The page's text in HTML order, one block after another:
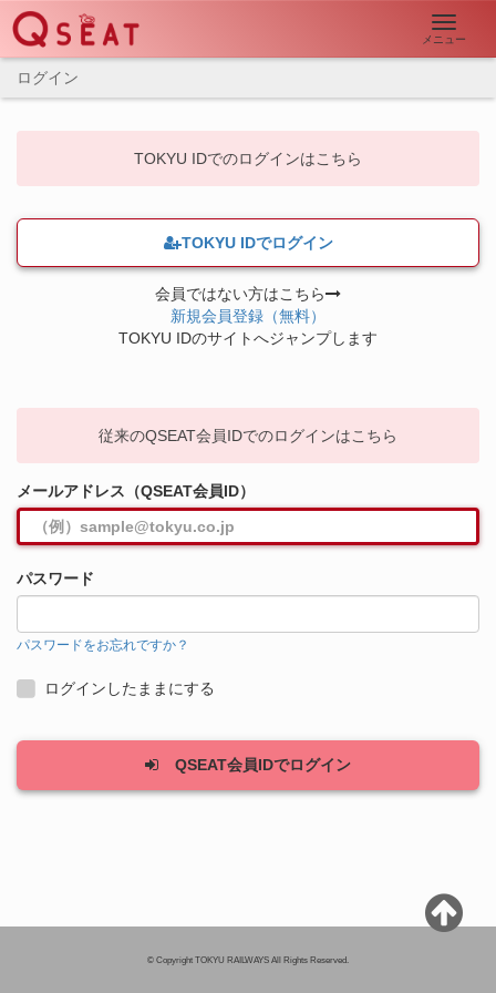
Toggle
navigation
メニュー
TOP
ご利用方法
ログイン
TOKYU IDでのログインはこちら
TOKYU IDでログイン
会員ではない方はこちら
新規会員登録（無料）
TOKYU IDのサイトへジャンプします
従来のQSEAT会員IDでのログインはこちら
メールアドレス（QSEAT会員ID）
パスワード
パスワードをお忘れですか？
ログインしたままにする
QSEAT会員IDでログイン
© Copyright TOKYU RAILWAYS All Rights Reserved.